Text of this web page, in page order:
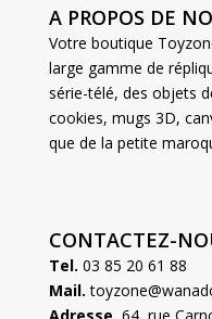
A PROPOS DE
Votre boutique
large gamme de
série-télé, des objets
cookies, mugs 3D,
que de la petite
CONTACTEZ-
Tel. 03 85 20 61 88
Mail.